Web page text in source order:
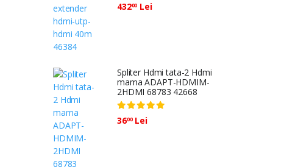
43200 Lei
Spliter Hdmi tata-2 Hdmi
mama ADAPT-HDMIM-
2HDMI 68783 42668
3600Lei